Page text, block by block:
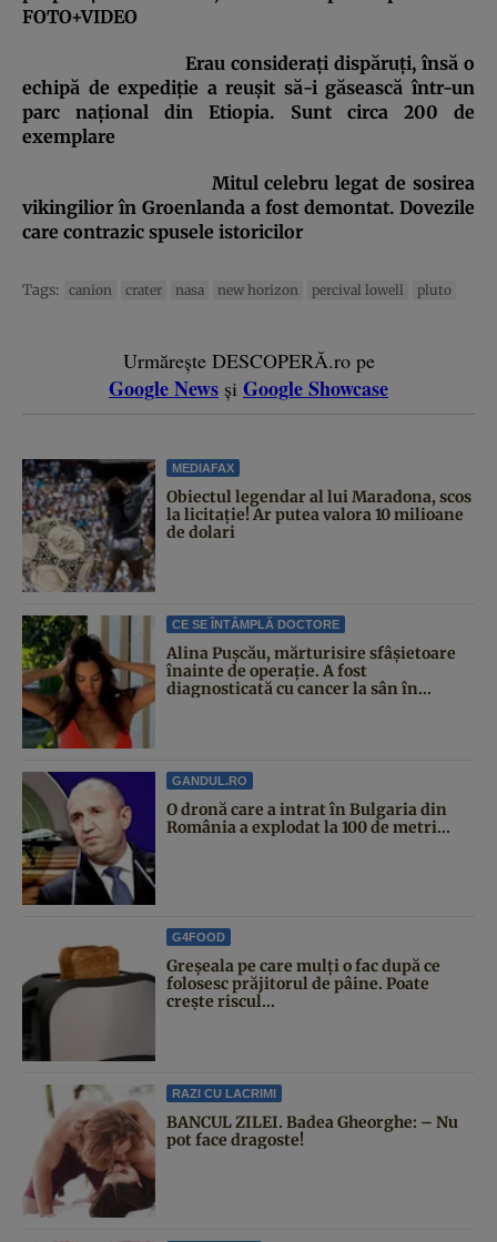
FOTO+VIDEO
Erau consideraţi dispăruţi, însă o
echipă de expediţie a reuşit să-i găsească într-un
parc naţional din Etiopia. Sunt circa 200 de
exemplare
Mitul celebru legat de sosirea
vikingilior în Groenlanda a fost demontat. Dovezile
care contrazic spusele istoricilor
Tags: canion crater nasa new horizon percival lowell pluto
Urmărește DESCOPERĂ.ro pe
Google News și Google Showcase
MEDIAFAX
Obiectul legendar al lui Maradona, scos
la licitație! Ar putea valora 10 milioane
de dolari
CE SE ÎNTÂMPLĂ DOCTORE
Alina Pușcău, mărturisire sfâșietoare
înainte de operație. A fost
diagnosticată cu cancer la sân în...
GANDUL.RO
O dronă care a intrat în Bulgaria din
România a explodat la 100 de metri...
G4FOOD
Greșeala pe care mulți o fac după ce
folosesc prăjitorul de pâine. Poate
crește riscul...
RAZI CU LACRIMI
BANCUL ZILEI. Badea Gheorghe: – Nu
pot face dragoste!